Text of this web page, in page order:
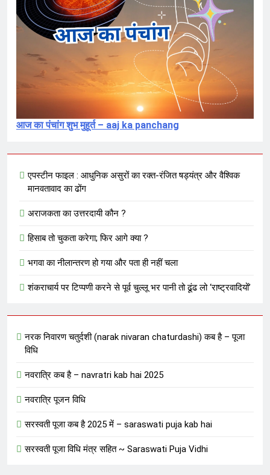
7 Months Ago
आज का पंचांग शुभ मुहूर्त – aaj ka panchang
एपस्टीन फाइल : आधुनिक असुरों का रक्त-रंजित षड्यंत्र और वैश्विक
मानवतावाद का ढोंग
अराजकता का उत्तरदायी कौन ?
हिसाब तो चुकता करेगा; फिर आगे क्या ?
भगवा का नीलान्तरण हो गया और पता ही नहीं चला
शंकराचार्य पर टिप्पणी करने से पूर्व चुल्लू भर पानी तो ढूंढ लो ‘राष्ट्रवादियों’
नरक निवारण चतुर्दशी (narak nivaran chaturdashi) कब है – पूजा
विधि
नवरात्रि कब है – navratri kab hai 2025
नवरात्रि पूजन विधि
सरस्वती पूजा कब है 2025 में – saraswati puja kab hai
सरस्वती पूजा विधि मंत्र सहित ~ Saraswati Puja Vidhi